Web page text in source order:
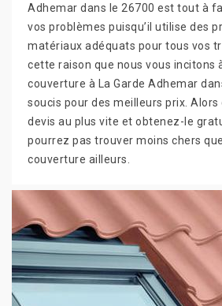
Adhemar dans le 26700 est tout à
vos problèmes puisqu’il utilise des
matériaux adéquats pour tous vos
cette raison que nous vous incitons
couverture à La Garde Adhemar
soucis pour des meilleurs prix. Alors
devis au plus vite et obtenez-le
pourrez pas trouver moins chers
couverture ailleurs.